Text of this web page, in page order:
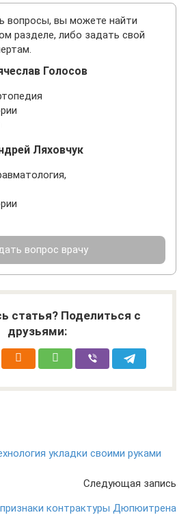
вопросы, вы можете найти
разделе, либо задать свой
Голосов
Ляховчук
вопрос врачу
статья? Поделиться с
друзьями:
укладки своими руками
Следующая запись
контрактуры Дюпюитрена